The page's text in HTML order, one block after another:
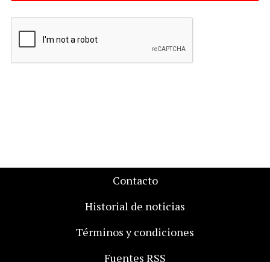
Contacto
Historial de noticias
Términos y condiciones
Fuentes RSS